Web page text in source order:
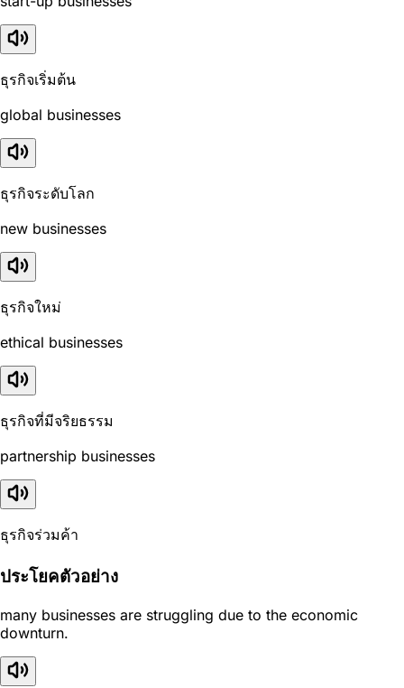
ธุรกิจเริ่มต้น
global businesses
ธุรกิจระดับโลก
new businesses
ธุรกิจใหม่
ethical businesses
ธุรกิจที่มีจริยธรรม
partnership businesses
ธุรกิจร่วมค้า
ประโยคตัวอย่าง
many businesses are struggling due to the economic
downturn.